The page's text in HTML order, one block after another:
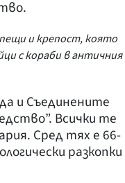
и крепост, която
с кораби в античния
и Съединените
Всички те
Сред тях е 66-
разкопки